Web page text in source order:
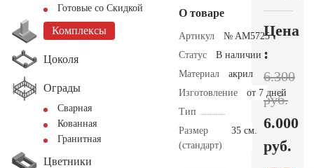
Готовые со Скидкой
Комплексы
Цоколя
Ограды
Сварная
Кованная
Гранитная
Цветники
О товаре
Артикул
№ AM5725
Статус
В наличии
Материал
акрил
Изготовление
от 7 дней
Тип
Размер
(стандарт)
35 см.
Цена
:
6.300
руб.
6.000
руб.